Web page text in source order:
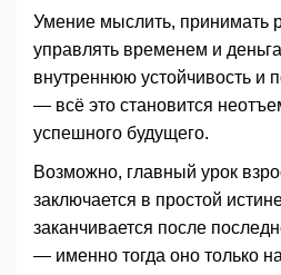
Умение мыслить, принимать
управлять временем и
внутреннюю устойчивость и
— всё это становится
успешного будущего.
Возможно, главный урок
заключается в простой
заканчивается после
— именно тогда оно только